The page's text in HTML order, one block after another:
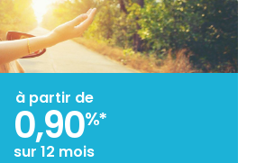
à partir de
0,90%*
sur 12 mois